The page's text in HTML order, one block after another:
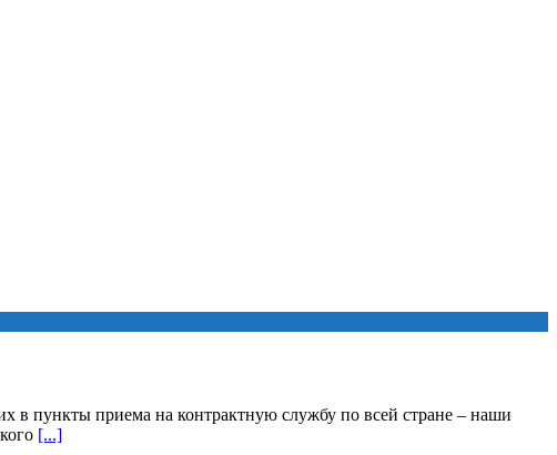
пункты приема на контрактную службу по всей стране – наши
[...]